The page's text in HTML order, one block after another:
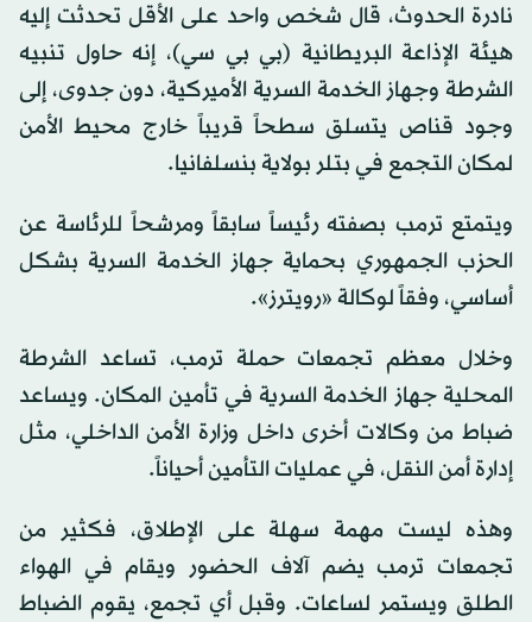
نادرة الحدوث، قال شخص واحد على الأقل تحدثت إليه
هيئة الإذاعة البريطانية (بي بي سي)، إنه حاول تنبيه
الشرطة وجهاز الخدمة السرية الأميركية، دون جدوى، إلى
وجود قناص يتسلق سطحاً قريباً خارج محيط الأمن
لمكان التجمع في بتلر بولاية بنسلفانيا.
ويتمتع ترمب بصفته رئيساً سابقاً ومرشحاً للرئاسة عن
الحزب الجمهوري بحماية جهاز الخدمة السرية بشكل
أساسي، وفقاً لوكالة «رويترز».
وخلال معظم تجمعات حملة ترمب، تساعد الشرطة
المحلية جهاز الخدمة السرية في تأمين المكان. ويساعد
ضباط من وكالات أخرى داخل وزارة الأمن الداخلي، مثل
إدارة أمن النقل، في عمليات التأمين أحياناً.
وهذه ليست مهمة سهلة على الإطلاق، فكثير من
تجمعات ترمب يضم آلاف الحضور ويقام في الهواء
الطلق ويستمر لساعات. وقبل أي تجمع، يقوم الضباط